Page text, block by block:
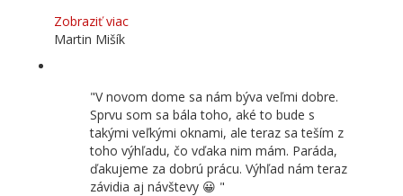
Zobraziť viac
Martin Mišík
V novom dome sa nám býva veľmi dobre.
Sprvu som sa bála toho, aké to bude s
takými veľkými oknami, ale teraz sa teším z
toho výhľadu, čo vďaka nim mám. Paráda,
ďakujeme za dobrú prácu. Výhľad nám teraz
závidia aj návštevy 😀